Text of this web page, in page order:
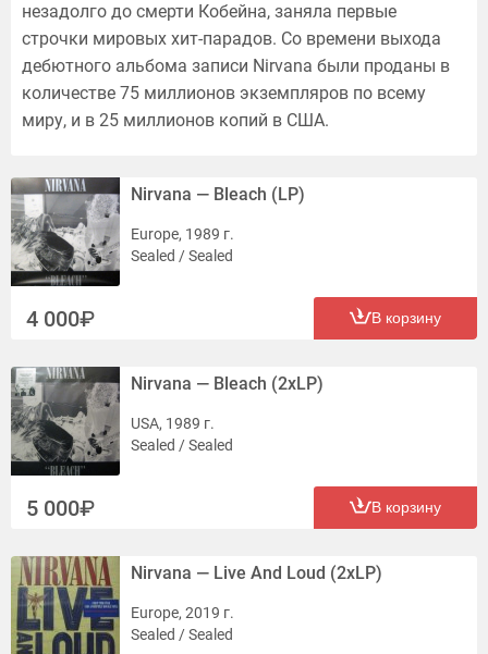
незадолго до смерти Кобейна, заняла первые
строчки мировых хит-парадов. Со времени выхода
дебютного альбома записи Nirvana были проданы в
количестве 75 миллионов экземпляров по всему
миру, и в 25 миллионов копий в США.
Nirvana — Bleach (LP)
Europe, 1989 г.
Sealed / Sealed
4 000 В корзину
Nirvana — Bleach (2xLP)
USA, 1989 г.
Sealed / Sealed
5 000 В корзину
Nirvana — Live And Loud (2xLP)
Europe, 2019 г.
Sealed / Sealed